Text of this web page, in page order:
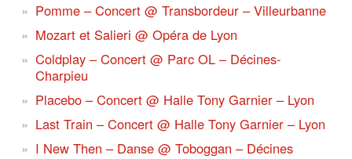
Pomme – Concert @ Transbordeur – Villeurbanne
Mozart et Salieri @ Opéra de Lyon
Coldplay – Concert @ Parc OL – Décines-
Charpieu
Placebo – Concert @ Halle Tony Garnier – Lyon
Last Train – Concert @ Halle Tony Garnier – Lyon
I New Then – Danse @ Toboggan – Décines